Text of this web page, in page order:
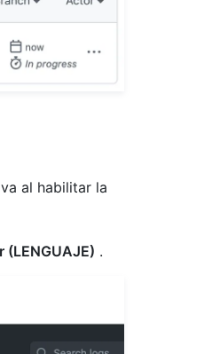
al habilitar la
(LENGUAJE) .